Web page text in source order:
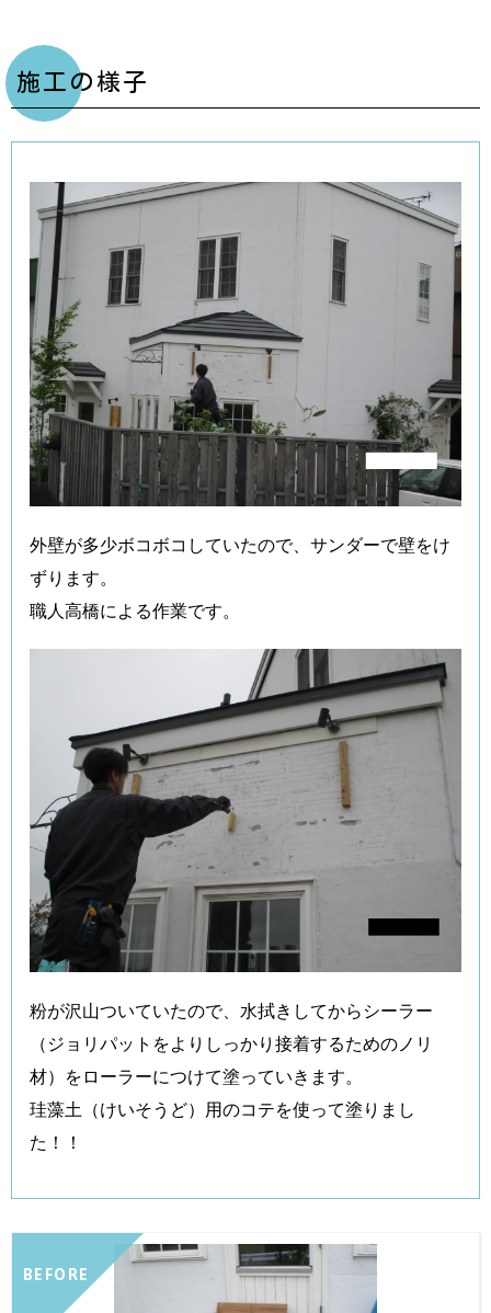
施工の様子
外壁が多少ボコボコしていたので、サンダーで壁をけ
ずります。
職人高橋による作業です。
粉が沢山ついていたので、水拭きしてからシーラー
（ジョリパットをよりしっかり接着するためのノリ
材）をローラーにつけて塗っていきます。
珪藻土（けいそうど）用のコテを使って塗りまし
た！！
BEFORE